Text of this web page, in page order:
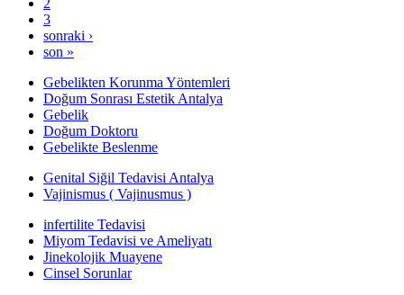
2
3
sonraki ›
son »
Gebelikten Korunma Yöntemleri
Doğum Sonrası Estetik Antalya
Gebelik
Doğum Doktoru
Gebelikte Beslenme
Genital Siğil Tedavisi Antalya
Vajinismus ( Vajinusmus )
infertilite Tedavisi
Miyom Tedavisi ve Ameliyatı
Jinekolojik Muayene
Cinsel Sorunlar